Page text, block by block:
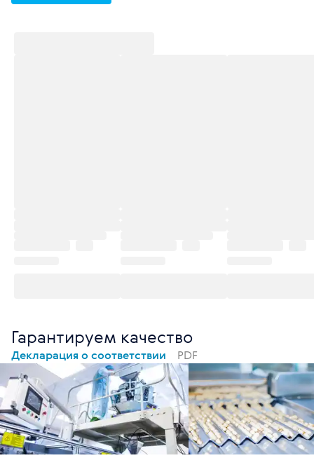
Гарантируем качество
Декларация о соответствии PDF